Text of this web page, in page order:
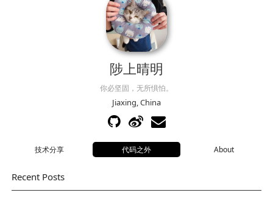
陟上晴明
你必坚固，无所惧怕。
Jiaxing, China
技术分享 代码之外 About
Recent Posts